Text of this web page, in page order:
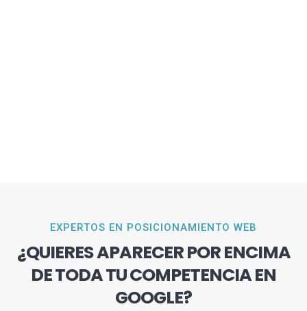
EXPERTOS EN POSICIONAMIENTO WEB
¿QUIERES APARECER POR ENCIMA
DE TODA TU COMPETENCIA EN
GOOGLE?